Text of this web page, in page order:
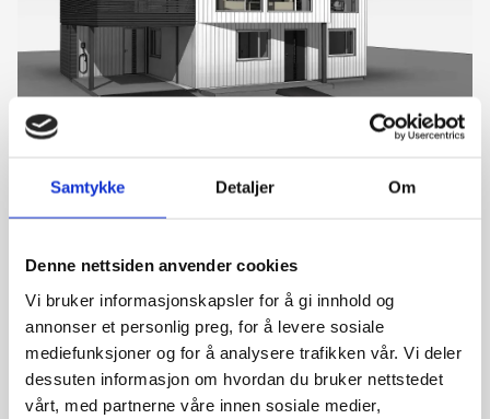
Samtykke Detaljer Om
Denne nettsiden anvender cookies
Vi bruker informasjonskapsler for å gi innhold og
annonser et personlig preg, for å levere sosiale
mediefunksjoner og for å analysere trafikken vår. Vi deler
dessuten informasjon om hvordan du bruker nettstedet
vårt, med partnerne våre innen sosiale medier,
Hammarslandsdalen, 5382 Skogsvåg
Bolig 3
4 soverom